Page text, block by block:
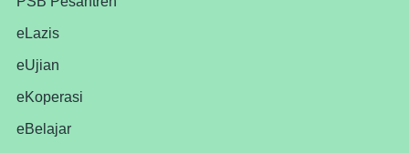
eLazis
eUjian
eKoperasi
eBelajar